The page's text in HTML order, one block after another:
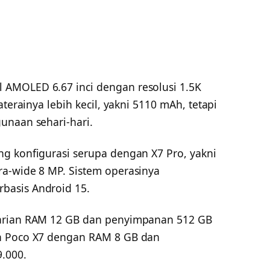
6.67 inci dengan resolusi 1.5K
lebih kecil, yakni 5110 mAh, tetapi
sehari-hari.
konfigurasi serupa dengan X7 Pro, yakni
wide 8 MP. Sistem operasinya
Android 15.
RAM 12 GB dan penyimpanan 512 GB
X7 dengan RAM 8 GB dan